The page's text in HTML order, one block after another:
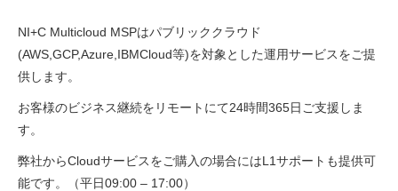
NI+C Multicloud MSPはパブリッククラウド
(AWS,GCP,Azure,IBMCloud等)を対象とした運用サービスをご提
供します。
お客様のビジネス継続をリモートにて24時間365日ご支援しま
す。
弊社からCloudサービスをご購入の場合にはL1サポートも提供可
能です。（平日09:00 – 17:00）